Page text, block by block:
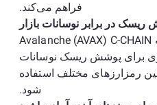
فراهم می‌کند.
در برابر نوسانات بازار
تبدیل Monero (XMR) به Avalanche (AVAX) C-CHAIN
برای پوشش ریسک نوسانات
بین رمزارزهای مختلف استفاده
شود.